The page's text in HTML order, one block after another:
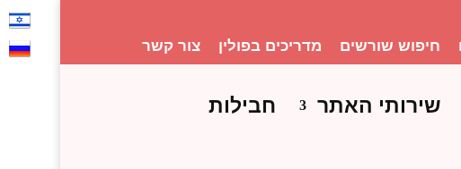
חיפוש שורשים מדריכים בפולין צור קשר
שירותי האתר חבילות